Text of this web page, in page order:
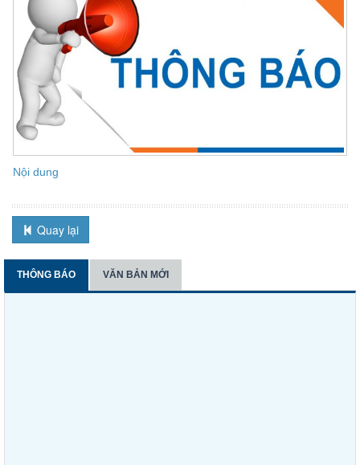
Nội dung
Quay lại
THÔNG BÁO VĂN BẢN MỚI